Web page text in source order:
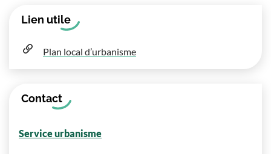
Informations complémentaires
Lien utile
Plan local d’urbanisme
Contact
Service urbanisme